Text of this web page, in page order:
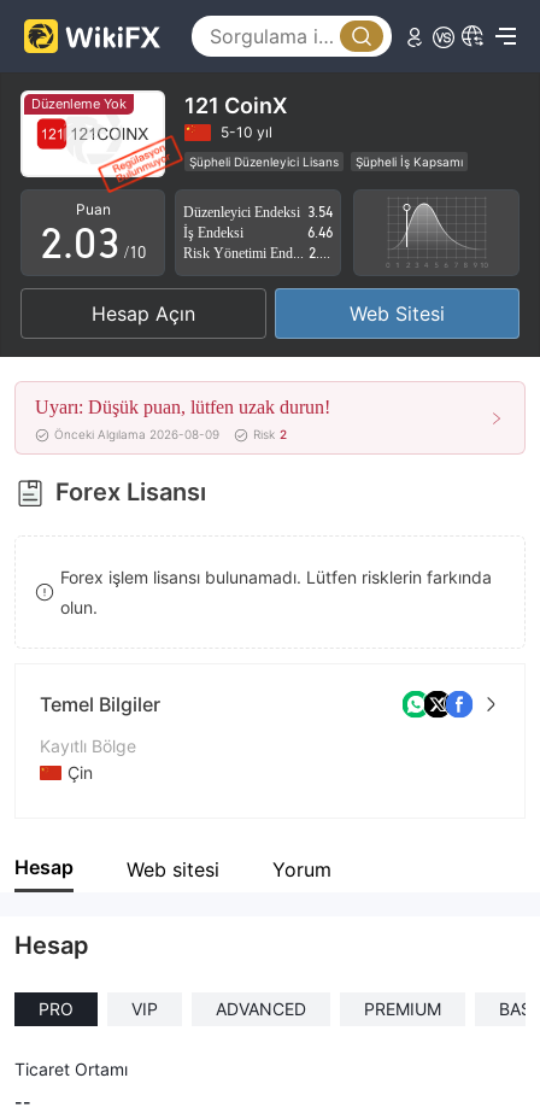
Düzenleme Yok 121 CoinX
5-10 yıl
Şüpheli Düzenleyici Lisans
Şüpheli İş Kapsamı
Yüksek düzeyde potansiyel risk
Puan
0
1
2
3
4
5
6
7
8
9
.0
1
2
3
4
5
6
7
8
0
1
2
3
4
5
6
7
8
9
/10
Düzenleyici Endeksi 3.54
İş Endeksi
6.46
Hesap Açın Web Sitesi
Uyarı: Düşük puan, lütfen uzak durun!
Önceki Algılama 2026-08-09 Risk 2
Forex Lisansı
Forex işlem lisansı bulunamadı. Lütfen risklerin farkında
olun.
Temel Bilgiler
Kayıtlı Bölge
Çin
Şirket Adı
Hesap Web sitesi Yorum
Hesap
PRO VIP ADVANCED PREMIUM
Ticaret Ortamı
--